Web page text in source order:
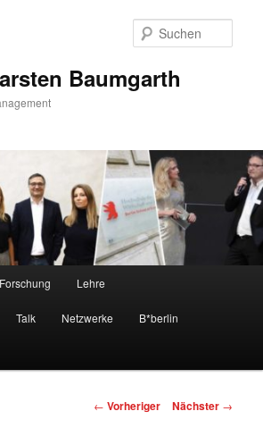
Baumgarth
Forschung Lehre
Talk Netzwerke B*berlin
Beitragsnavigation
← Vorheriger Nächster →